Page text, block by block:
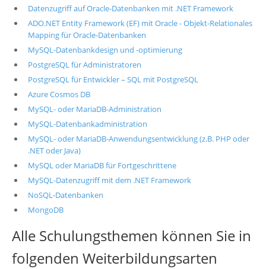
Datenzugriff auf Oracle-Datenbanken mit .NET Framework
ADO.NET Entity Framework (EF) mit Oracle - Objekt-Relationales
Mapping für Oracle-Datenbanken
MySQL-Datenbankdesign und -optimierung
PostgreSQL für Administratoren
PostgreSQL für Entwickler – SQL mit PostgreSQL
Azure Cosmos DB
MySQL- oder MariaDB-Administration
MySQL-Datenbankadministration
MySQL- oder MariaDB-Anwendungsentwicklung (z.B. PHP oder
.NET oder Java)
MySQL oder MariaDB für Fortgeschrittene
MySQL-Datenzugriff mit dem .NET Framework
NoSQL-Datenbanken
MongoDB
Alle Schulungsthemen können Sie in
folgenden Weiterbildungsarten